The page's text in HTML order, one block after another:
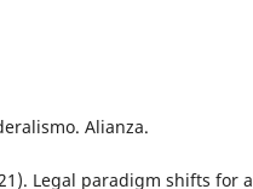
Alianza.
Legal paradigm shifts for a